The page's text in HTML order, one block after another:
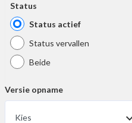
Status
Status actief
Status vervallen
Beide
Versie opname
Kies